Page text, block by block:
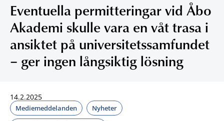
Eventuella permitteringar vid Åbo
Akademi skulle vara en våt trasa i
ansiktet på universitetssamfundet
– ger ingen långsiktig lösning
14.2.2025
Mediemeddelanden
Nyheter